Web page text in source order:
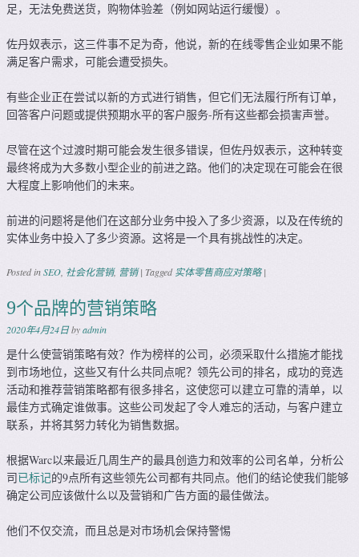
足，无法免费送货，购物体验差（例如网站运行缓慢）。
佐丹奴表示，这三件事不足为奇，他说，新的在线零售企业如果不能
满足客户需求，可能会遭受损失。
有些企业正在尝试以新的方式进行销售，但它们无法履行所有订单，
回答客户问题或提供预期水平的客户服务-所有这些都会损害声誉。
尽管在这个过渡时期可能会发生很多错误，但佐丹奴表示，这种转变
最终将成为大多数小型企业的前进之路。他们的决定现在可能会在很
大程度上影响他们的未来。
前进的问题将是他们在这部分业务中投入了多少资源，以及在传统的
实体业务中投入了多少资源。这将是一个具有挑战性的决定。
Posted inSEO 社会化营销, 营销 | Tagged实体零售商应对策略 |
9个品牌的营销策略
2020年4月24日byadmin
是什么使营销策略有效？作为榜样的公司，必须采取什么措施才能找
到市场地位，这些又有什么共同点呢？领先公司的排名，成功的竞选
活动和推荐营销策略都有很多排名，这使您可以建立可靠的清单，以
最佳方式确定谁做事。这些公司发起了令人难忘的活动，与客户建立
联系，并将其努力转化为销售数据。
根据Warc以来最近几周生产的最具创造力和效率的公司名单，分析公
司已标记的9点所有这些领先公司都有共同点。他们的结论使我们能够
确定公司应该做什么以及营销和广告方面的最佳做法。
他们不仅交流，而且总是对市场机会保持警惕